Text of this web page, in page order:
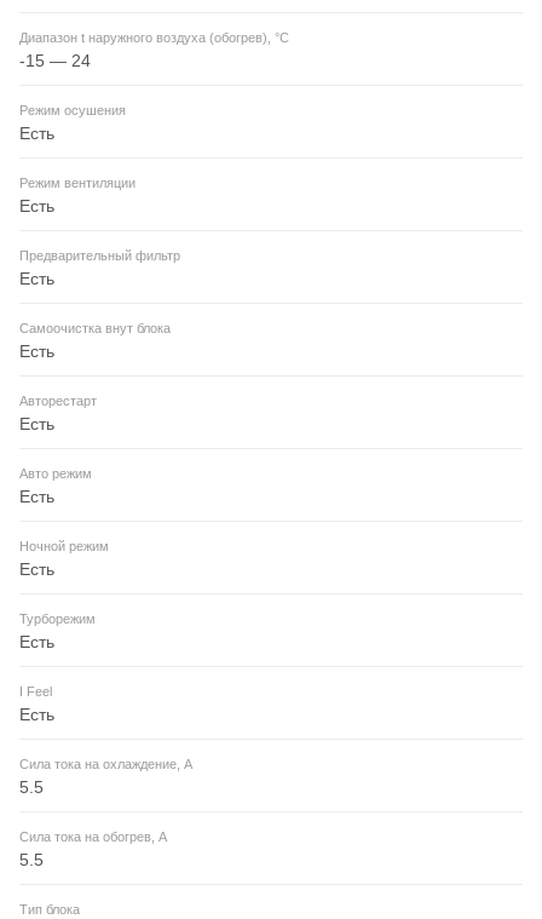
Диапазон t наружного воздуха (обогрев), °C
-15 — 24
Режим осушения
Есть
Режим вентиляции
Есть
Предварительный фильтр
Есть
Самоочистка внут блока
Есть
Авторестарт
Есть
Авто режим
Есть
Ночной режим
Есть
Турборежим
Есть
I Feel
Есть
Сила тока на охлаждение, А
5.5
Сила тока на обогрев, А
5.5
Тип блока